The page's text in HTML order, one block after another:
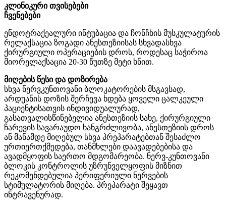
კლინიკური თვისებები
ჩვენებები
ენდოტრაქეალური ინტუბაცია და ჩონჩხის მუსკულატურის
რელაქსაცია ზოგადი ანესთეზიისას სხვადასხვა
ქირურგიული ოპერაციების დროს, როდესაც საჭიროა
მიორელაქსაცია 20-30 წუთზე მეტი ხნით.
მიღების წესი და დოზირება
სხვა ნერვკუნთოვანი ბლოკატორების მსგავსად,
არდუანის დოზის შერჩევა ხდება ყოველი ცალკეული
პაციენტისათვის ინდივიდუალურად,
გასათვალისწინებელია ანესთეზიის სახე, ქირურგიული
ჩარევის სავარაუდო ხანგრძლივობა, ანესთეზიის დროს
ან მანამდე მიღებულ სხვა პრეპარატებთან შესაძლო
ურთიერთქმედება, თანმხლები დაავადებებისა და
ავადმყოფის საერთო მდგომარეობა. ნერვ-კუნთოვანი
ბლოკის კონტროლის უზრუნველყოფის მიზნით
რეკომენდებულია პერიფერიული ნერვების
სტიმულატორის მიღება. პრეპარატი შეყავთ
ინტრავენურად.